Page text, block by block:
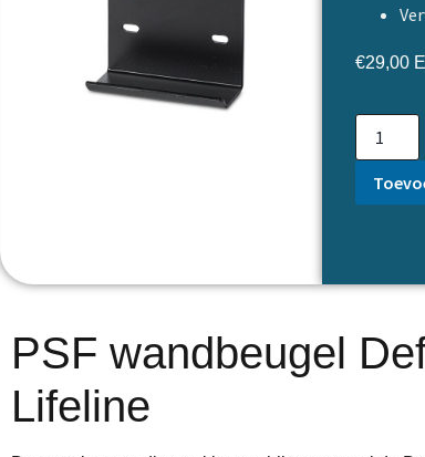
€29,00
PSF wandbeugel
Lifeline